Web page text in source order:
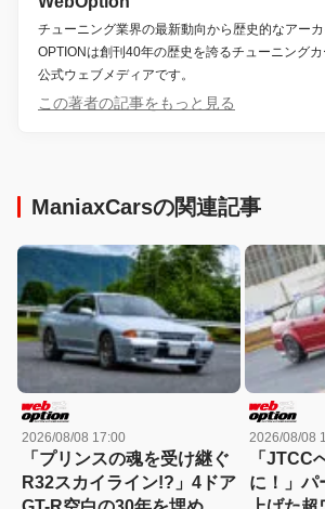
チューニング業界の最新動向から歴史的なアー
OPTIONは創刊40年の歴史を誇るチューニング
公式ウェブメディアです。
この著者の記事をもっと見る
ManiaxCarsの関連記事
2026/08/08 17:00
「プリンスの魂を受け継ぐ
R32スカイライン!?」4ドア
2026/08/08
「JTCC
に！」パ